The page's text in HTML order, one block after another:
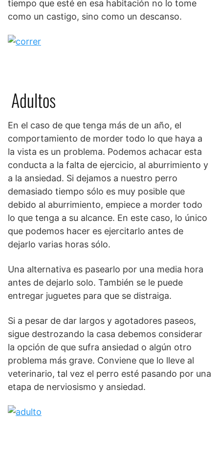
tiempo que esté en esa habitación no lo tome
como un castigo, sino como un descanso.
Adultos
En el caso de que tenga más de un año, el
comportamiento de morder todo lo que haya a
la vista es un problema. Podemos achacar esta
conducta a la falta de ejercicio, al aburrimiento y
a la ansiedad. Si dejamos a nuestro perro
demasiado tiempo sólo es muy posible que
debido al aburrimiento, empiece a morder todo
lo que tenga a su alcance. En este caso, lo único
que podemos hacer es ejercitarlo antes de
dejarlo varias horas sólo.
Una alternativa es pasearlo por una media hora
antes de dejarlo solo. También se le puede
entregar juguetes para que se distraiga.
Si a pesar de dar largos y agotadores paseos,
sigue destrozando la casa debemos considerar
la opción de que sufra ansiedad o algún otro
problema más grave. Conviene que lo lleve al
veterinario, tal vez el perro esté pasando por una
etapa de nerviosismo y ansiedad.